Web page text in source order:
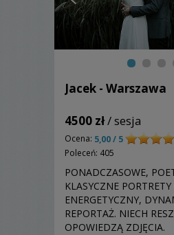
Jacek - Warszawa
4500 zł/ sesja
Ocena: 5,00 / 5
Poleceń: 405
PONADCZASOWE,
KLASYCZNE
ENERGETYCZNY,
REPORTAŻ. NIECH
OPOWIEDZĄ ZDJĘCIA.